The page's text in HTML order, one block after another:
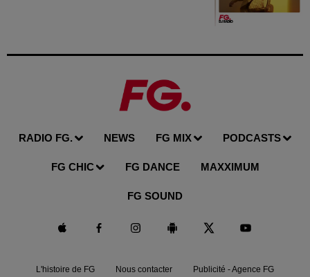
RADIO FG. NEWS FG MIX PODCASTS
FG CHIC FG DANCE MAXXIMUM
FG SOUND
L'histoire de FG Nous contacter Publicité - Agence FG